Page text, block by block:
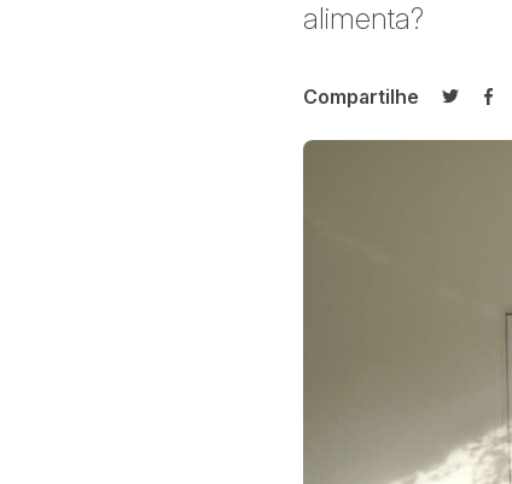
alimenta?
Compartilhe